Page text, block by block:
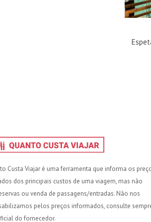
Custa Viajar é uma ferramenta que informa os
dos principais custos de uma viagem, mas não
ou venda de passagens/entradas. Não nos
pelos preços informados, consulte
do fornecedor.